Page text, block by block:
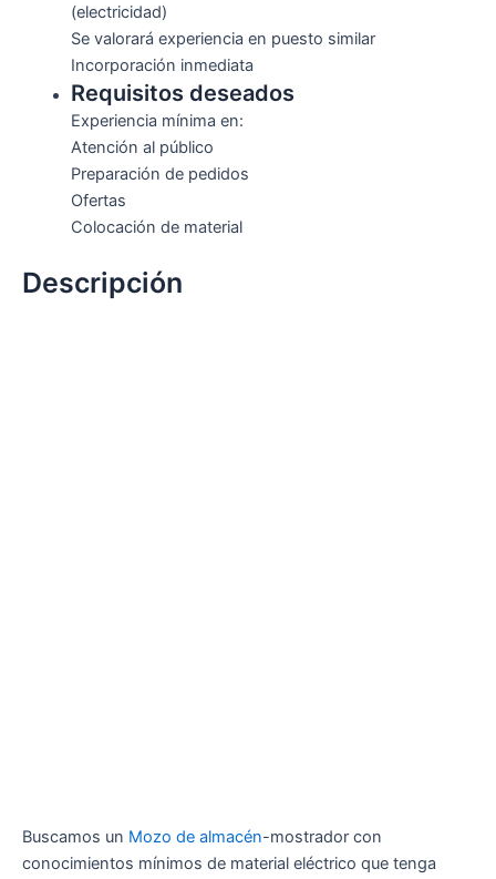
(electricidad)
Se valorará experiencia en puesto similar
Incorporación inmediata
Requisitos deseados
Experiencia mínima en:
Atención al público
Preparación de pedidos
Ofertas
Colocación de material
Descripción
Buscamos un Mozo de almacén-mostrador con
conocimientos mínimos de material eléctrico que tenga